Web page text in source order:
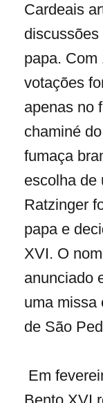
Cardeais
papa. Com
votações
apenas no
chaminé
fumaça
escolha de
Ratzinger
papa e
XVI. O
anunciado
uma missa
de São
Em